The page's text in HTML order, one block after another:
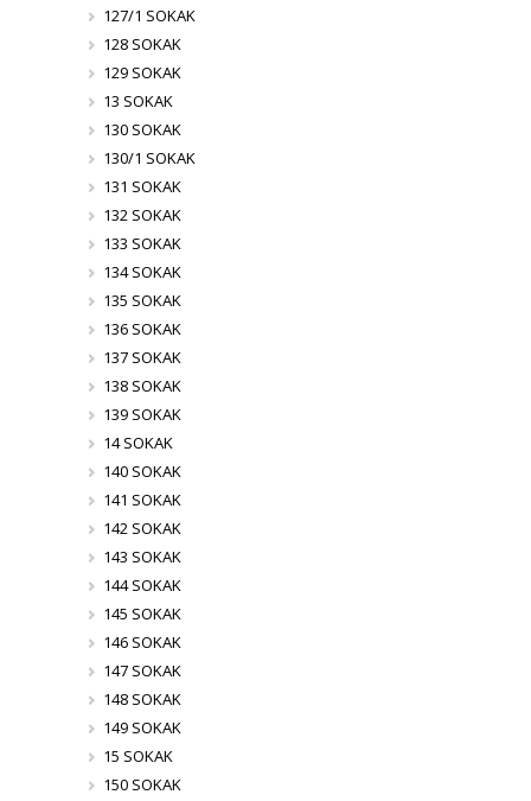
127/1 SOKAK
128 SOKAK
129 SOKAK
13 SOKAK
130 SOKAK
130/1 SOKAK
131 SOKAK
132 SOKAK
133 SOKAK
134 SOKAK
135 SOKAK
136 SOKAK
137 SOKAK
138 SOKAK
139 SOKAK
14 SOKAK
140 SOKAK
141 SOKAK
142 SOKAK
143 SOKAK
144 SOKAK
145 SOKAK
146 SOKAK
147 SOKAK
148 SOKAK
149 SOKAK
15 SOKAK
150 SOKAK